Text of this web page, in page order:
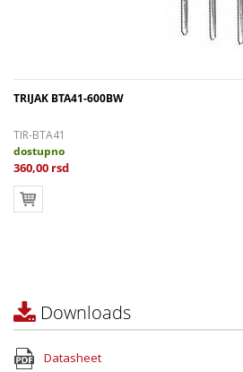
TRIJAK BTA41-600BW
TIR-BTA41
dostupno
360,00 rsd
Downloads
Datasheet